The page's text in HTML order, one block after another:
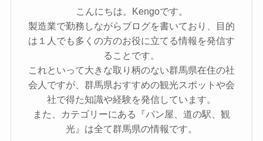
こんにちは。Kengoです。
製造業で勤務しながらブログを書いており、目的
は１人でも多くの方のお役に立てる情報を発信す
ることです。
これといって大きな取り柄のない群馬県在住の社
会人ですが、群馬県おすすめの観光スポットや会
社で得た知識や経験を発信しています。
また、カテゴリーにある『パン屋、道の駅、観
光』は全て群馬県の情報です。